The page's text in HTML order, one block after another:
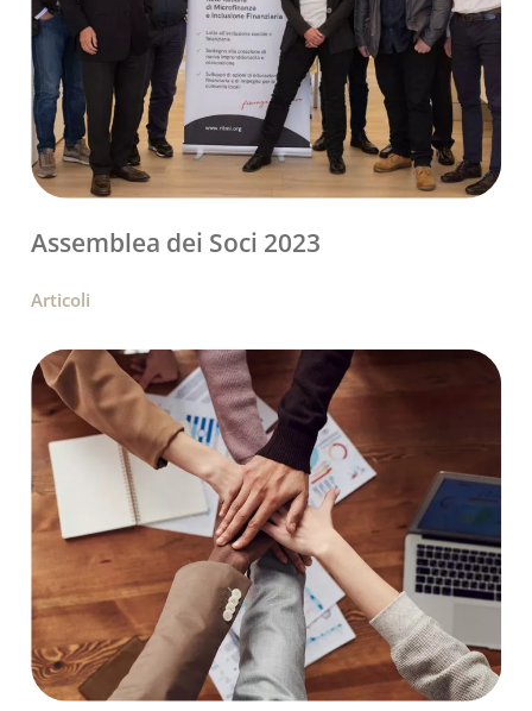
Assemblea dei Soci 2023
Articoli